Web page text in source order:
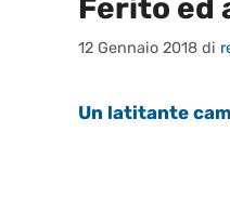
Ferito ed
12 Gennaio 2018 di
Un latitante